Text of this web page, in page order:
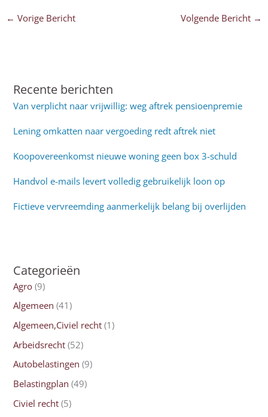
← Vorige Bericht Volgende Bericht →
Recente berichten
Van verplicht naar vrijwillig: weg aftrek pensioenpremie
Lening omkatten naar vergoeding redt aftrek niet
Koopovereenkomst nieuwe woning geen box 3-schuld
Handvol e-mails levert volledig gebruikelijk loon op
Fictieve vervreemding aanmerkelijk belang bij overlijden
Categorieën
Agro (9)
Algemeen (41)
Algemeen,Civiel recht (1)
Arbeidsrecht (52)
Autobelastingen (9)
Belastingplan (49)
Civiel recht (5)